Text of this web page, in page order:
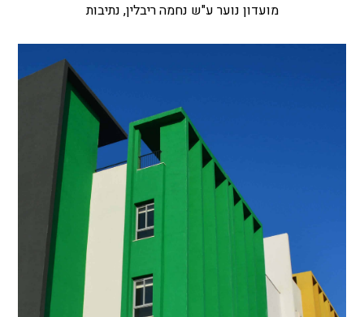
מועדון נוער ע"ש נחמה ריבלין, נתיבות